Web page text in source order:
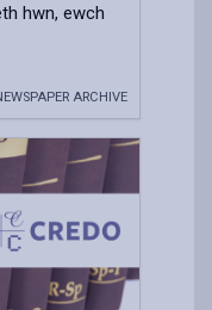
hwn, ewch
ARCHIVE